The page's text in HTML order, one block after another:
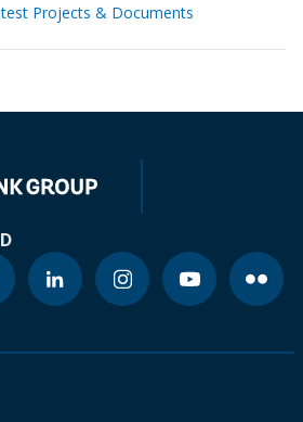
Projects & Documents